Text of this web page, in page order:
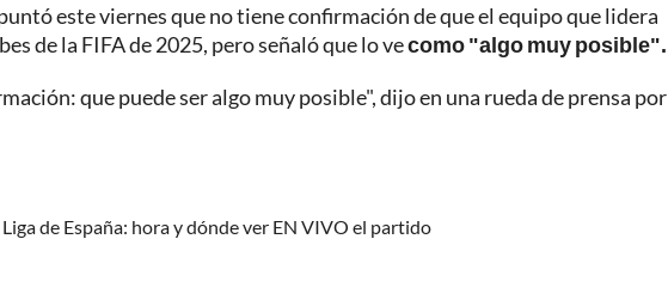
este viernes que no tiene confirmación de que el equipo que lidera
de la FIFA de 2025, pero señaló que lo vecomo "algo muy posible".
que puede ser algo muy posible", dijo en una rueda de prensa por
de España: hora y dónde ver EN VIVO el partido